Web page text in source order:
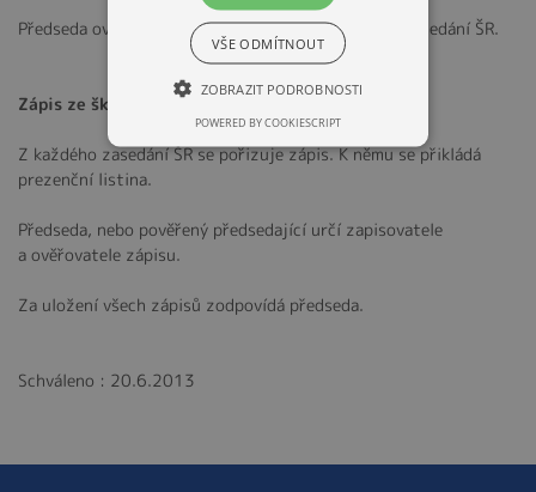
Předseda ověřuje plnění závěrů z předcházejícího zasedání ŠR.
Zápis ze školské rady
Z každého zasedání ŠR se pořizuje zápis. K němu se přikládá
prezenční listina.
Předseda, nebo pověřený předsedající určí zapisovatele
a ověřovatele zápisu.
Za uložení všech zápisů zodpovídá předseda.
Schváleno : 20.6.2013
VŠE ODMÍTNOUT
ZOBRAZIT PODROBNOSTI
POWERED BY COOKIESCRIPT